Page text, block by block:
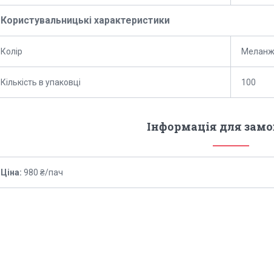
Користувальницькі характеристики
Колір Меланж
Кількість в упаковці 100
Інформація для
Ціна: 980 ₴/пач